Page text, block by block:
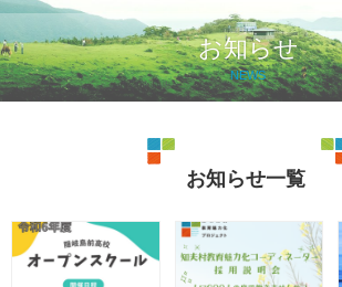
お知らせ
NEWS
お知らせ一覧
お
知